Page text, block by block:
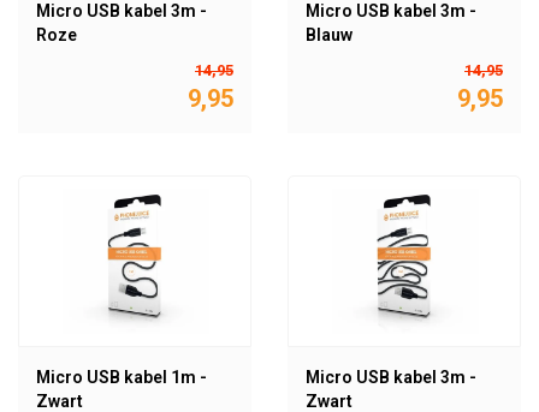
Micro USB kabel 3m -
Roze
14,95
9,95
Micro USB kabel 3m -
Blauw
14,95
9,95
Micro USB kabel 1m -
Zwart
Micro USB kabel 3m -
Zwart